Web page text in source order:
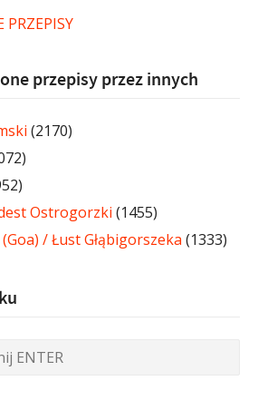
PRZEPISY
przepisy przez innych
(2170)
Ostrogorzki (1455)
/ Łust Głąbigorszeka (1333)